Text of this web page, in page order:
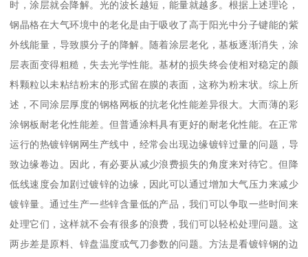
时，涂层就会降解。光的波长越短，能量就越多。根据上述理论，
钢晶格在大气环境中的老化是由于吸收了高于阳光中分子键能的紫
外线能量，导致膜分子的降解。随着涂层老化，基板逐渐消失，涂
层表面变得粗糙，失去光学性能。基材的损失终会使相对稳定的颜
料颗粒以未粘结粉末的形式留在膜的表面，这称为粉末状。综上所
述，不同涂层厚度的钢格网板的抗老化性能差异很大。大而薄的彩
涂钢板耐老化性能差。但普通涂料具有更好的耐老化性能。在正常
运行的热镀锌钢网生产线中，经常会出现边缘镀锌过量的问题，导
致边缘卷边。因此，有必要从减少浪费损失的角度来对待它。但降
低线速度会加剧过镀锌的边缘，因此可以通过增加大气压力来减少
镀锌量。通过生产一些锌含量低的产品，我们可以争取一些时间来
处理它们，这样就不会有很多的浪费，我们可以轻松处理问题。这
两步差是原料、锌盘温度或气刀参数的问题。方法是看镀锌钢的边